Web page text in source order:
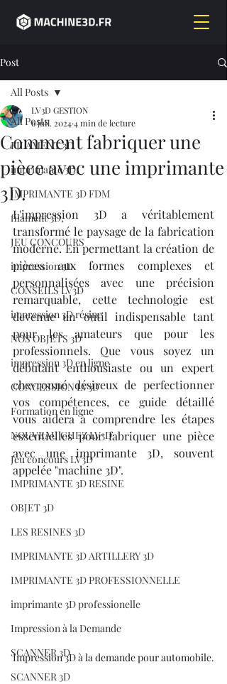
Post
All Posts
FILAMENT 3D
imprimante 3D,
IMPRIMANTE 3D FDM
filament 3D,
JEU CONCOURS
impression 3D
CONSEILS LV3D
impression 3D résine
NOS OBJETS 3D
impression 3D en ligne
CONCESSION LV3D
Formation en ligne
NOUVEAU CHEZ LV3D
Jeu concours LV3D
IMPRIMANTE 3D RESINE
OBJET 3D
LES RESINES 3D
IMPRIMANTE 3D ARTILLERY 3D
IMPRIMANTE 3D PROFESSIONNELLE
imprimante 3D professionelle
Impression à la Demande
SCANNER 3D
SCANNER 3D
All Posts
Comment fabriquer une
pièce avec une imprimante
3D.
LV3D GESTION
6 juil. 20244 min de lecture
L'impression 3D a véritablement
transformé le paysage de la fabrication
moderne. En permettant la création de
pièces aux formes complexes et
personnalisées avec une précision
remarquable, cette technologie est
devenue un outil indispensable tant
pour les amateurs que pour les
professionnels. Que vous soyez un
débutant enthousiaste ou un expert
chevronné désireux de perfectionner
vos compétences, ce guide détaillé
vous aidera à comprendre les étapes
essentielles pour fabriquer une pièce
avec une imprimante 3D, souvent
appelée "machine 3D".
Impression 3D à la demande pour automobile.